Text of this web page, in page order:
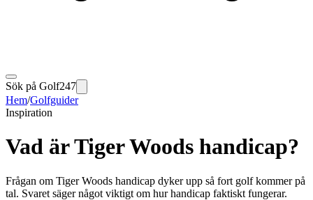
Sök på Golf247
Hem/Golfguider
Inspiration
Vad är Tiger Woods handicap?
Frågan om Tiger Woods handicap dyker upp så fort golf kommer på
tal. Svaret säger något viktigt om hur handicap faktiskt fungerar.